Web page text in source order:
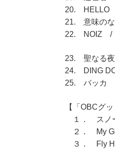
20.
21. 意味の
22. NOIZ
23. 聖なる
24. DING
25. バッカ
【「OBCグ
１． スノ
２． My
３． Fly